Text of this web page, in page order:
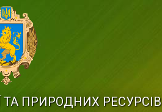
ТА ПРИРОДНИХ РЕСУРСІВ